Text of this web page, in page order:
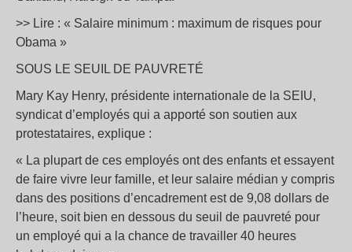
>> Lire : « Salaire minimum : maximum de risques pour
Obama »
SOUS LE SEUIL DE PAUVRETÉ
Mary Kay Henry, présidente internationale de la SEIU,
syndicat d’employés qui a apporté son soutien aux
protestataires, explique :
« La plupart de ces employés ont des enfants et essayent
de faire vivre leur famille, et leur salaire médian y compris
dans des positions d’encadrement est de 9,08 dollars de
l’heure, soit bien en dessous du seuil de pauvreté pour
un employé qui a la chance de travailler 40 heures